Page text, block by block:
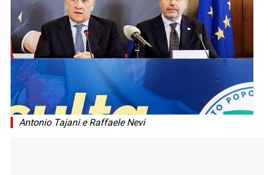
Antonio Tajani e Raffaele Nevi